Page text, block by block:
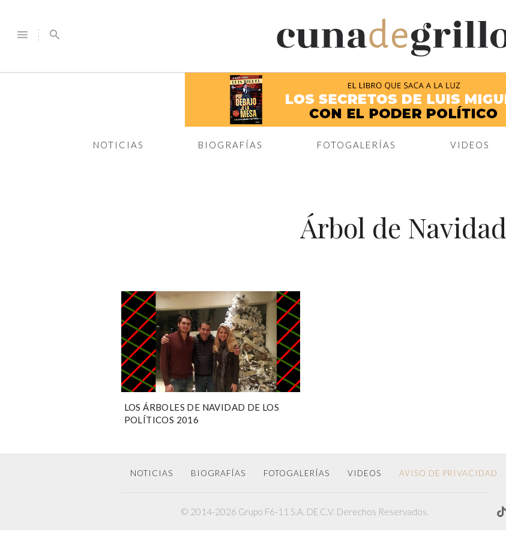
menu search
NOTICIAS BIOGRAFÍAS FOTOGALERÍAS VIDEOS
Árbol de Navidad
LOS ÁRBOLES DE NAVIDAD DE LOS
POLÍTICOS 2016
NOTICIAS BIOGRAFÍAS FOTOGALERÍAS VIDEOS AVISO DE PRIVACIDAD
© 2014-2026 Grupo F6-11 S.A. DE C.V. Derechos Reservados.